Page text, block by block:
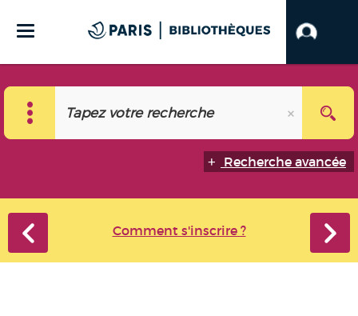
Recherche avancée
Comment s'inscrire ?